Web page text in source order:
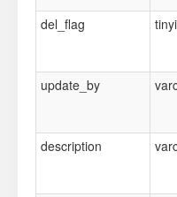
del_flag
update_by
description